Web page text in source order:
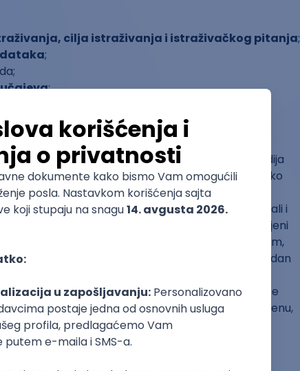
cilja istraživanja i istraživačkog pitanja;
;
;
navesti to da su podaci dobijeni putem studija
slučajevi u stvarnim situacijama (ali ih je teško
sami za sebe (nema potrebe za velikim
dokumentarni film), istraživanje slučaja na delu, ali i
mogu iskoristiti na različite načine), rezultati dobijeni
saopšteni su svakodnevnim, nestručnim jezikom,
može ih sprovesti jedan istraživač, nije neophodan
biti subjektivni, pristrasni, selektivni, rezultati se
populaciju, ne daje ekonomičnu i usmerenu procenu,